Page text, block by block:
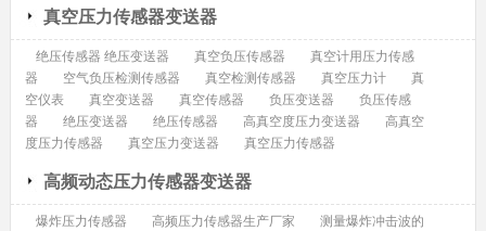
真空压力传感器变送器
绝压传感器 绝压变送器 真空负压传感器
真空计用压力传感
器
空气负压检测传感器 真空检测传感器 真空压力计
真
空仪表
真空变送器 真空传感器 负压变送器
负压传感
器
绝压变送器 绝压传感器 高真空度压力变送器
高真空
度压力传感器
真空压力变送器 真空压力传感器
高频动态压力传感器变送器
爆炸压力传感器 高频压力传感器生产厂家
测量爆炸冲击波的